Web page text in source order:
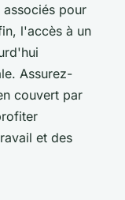
pour
l'accès à un
Assurez-
couvert par
et des